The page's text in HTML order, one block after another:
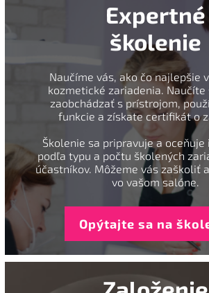
Expertné
školenie
Naučíme vás, ako čo najlepšie
kozmetické zariadenia. Naučíte
zaobchádzať s prístrojom,
funkcie a získate certifikát o
Školenie sa pripravuje a
podľa typu a počtu školených
účastníkov. Môžeme vás zaškoliť
vo vašom salóne.
Opýtajte sa na